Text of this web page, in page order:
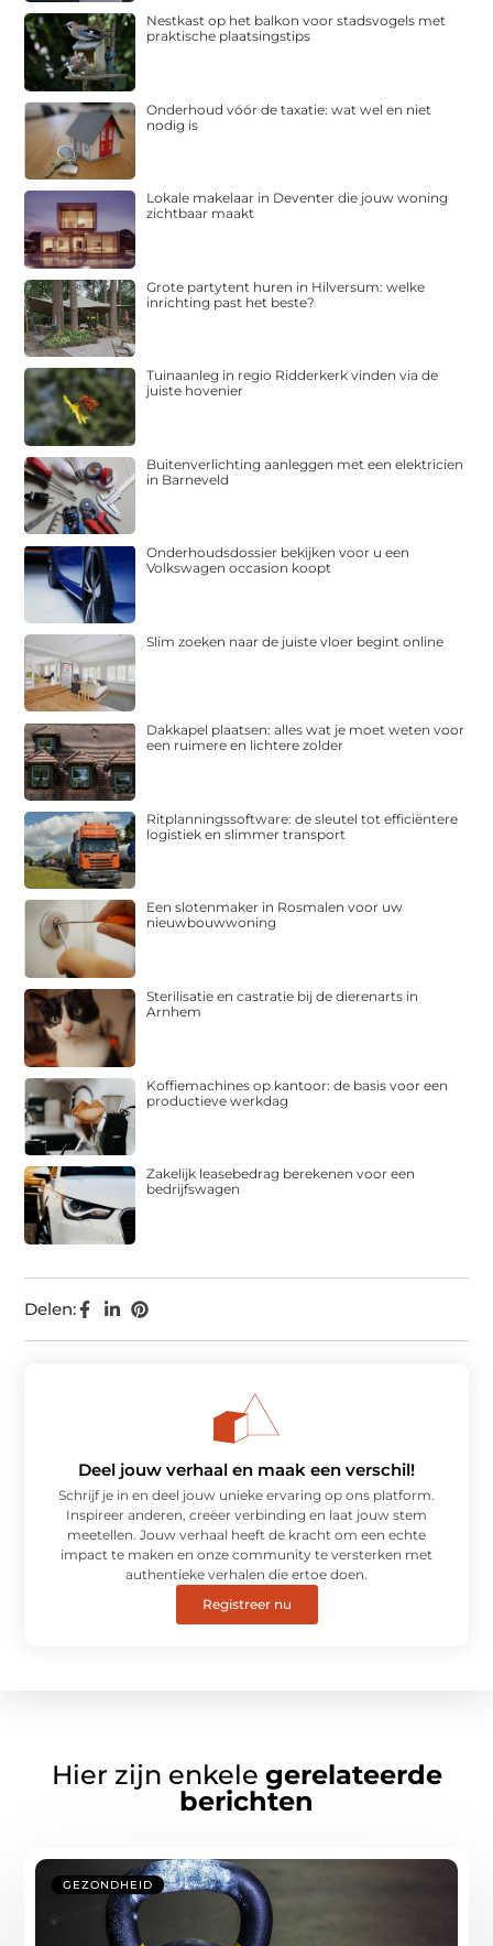
Delen:
Nestkast op het balkon voor stadsvogels met
praktische plaatsingstips
Onderhoud vóór de taxatie: wat wel en niet
nodig is
Lokale makelaar in Deventer die jouw woning
zichtbaar maakt
Grote partytent huren in Hilversum: welke
inrichting past het beste?
Tuinaanleg in regio Ridderkerk vinden via de
juiste hovenier
Buitenverlichting aanleggen met een elektricien
in Barneveld
Onderhoudsdossier bekijken voor u een
Volkswagen occasion koopt
Slim zoeken naar de juiste vloer begint online
Dakkapel plaatsen: alles wat je moet weten voor
een ruimere en lichtere zolder
Ritplanningssoftware: de sleutel tot efficiëntere
logistiek en slimmer transport
Een slotenmaker in Rosmalen voor uw
nieuwbouwwoning
Sterilisatie en castratie bij de dierenarts in
Arnhem
Koffiemachines op kantoor: de basis voor een
productieve werkdag
Zakelijk leasebedrag berekenen voor een
bedrijfswagen
Deel jouw verhaal en maak een verschil!
Schrijf je in en deel jouw unieke ervaring op ons platform.
Inspireer anderen, creëer verbinding en laat jouw stem
meetellen. Jouw verhaal heeft de kracht om een echte
impact te maken en onze community te versterken met
authentieke verhalen die ertoe doen.
Registreer nu
Hier zijn enkele gerelateerde
berichten
GEZONDHEID